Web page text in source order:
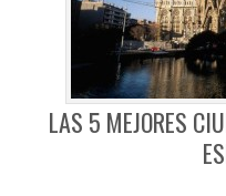
LAS 5 MEJORES